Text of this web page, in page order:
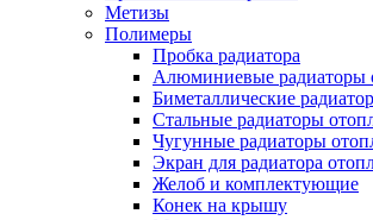
Метизы
Полимеры
Пробка радиатора
Алюминиевые радиаторы
Биметаллические
Стальные радиаторы
Чугунные радиаторы
Экран для радиатора
Желоб и комплектующие
Конек на крышу